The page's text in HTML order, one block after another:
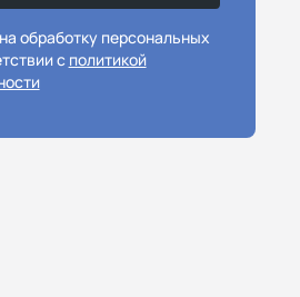
обработку персональных
с политикой